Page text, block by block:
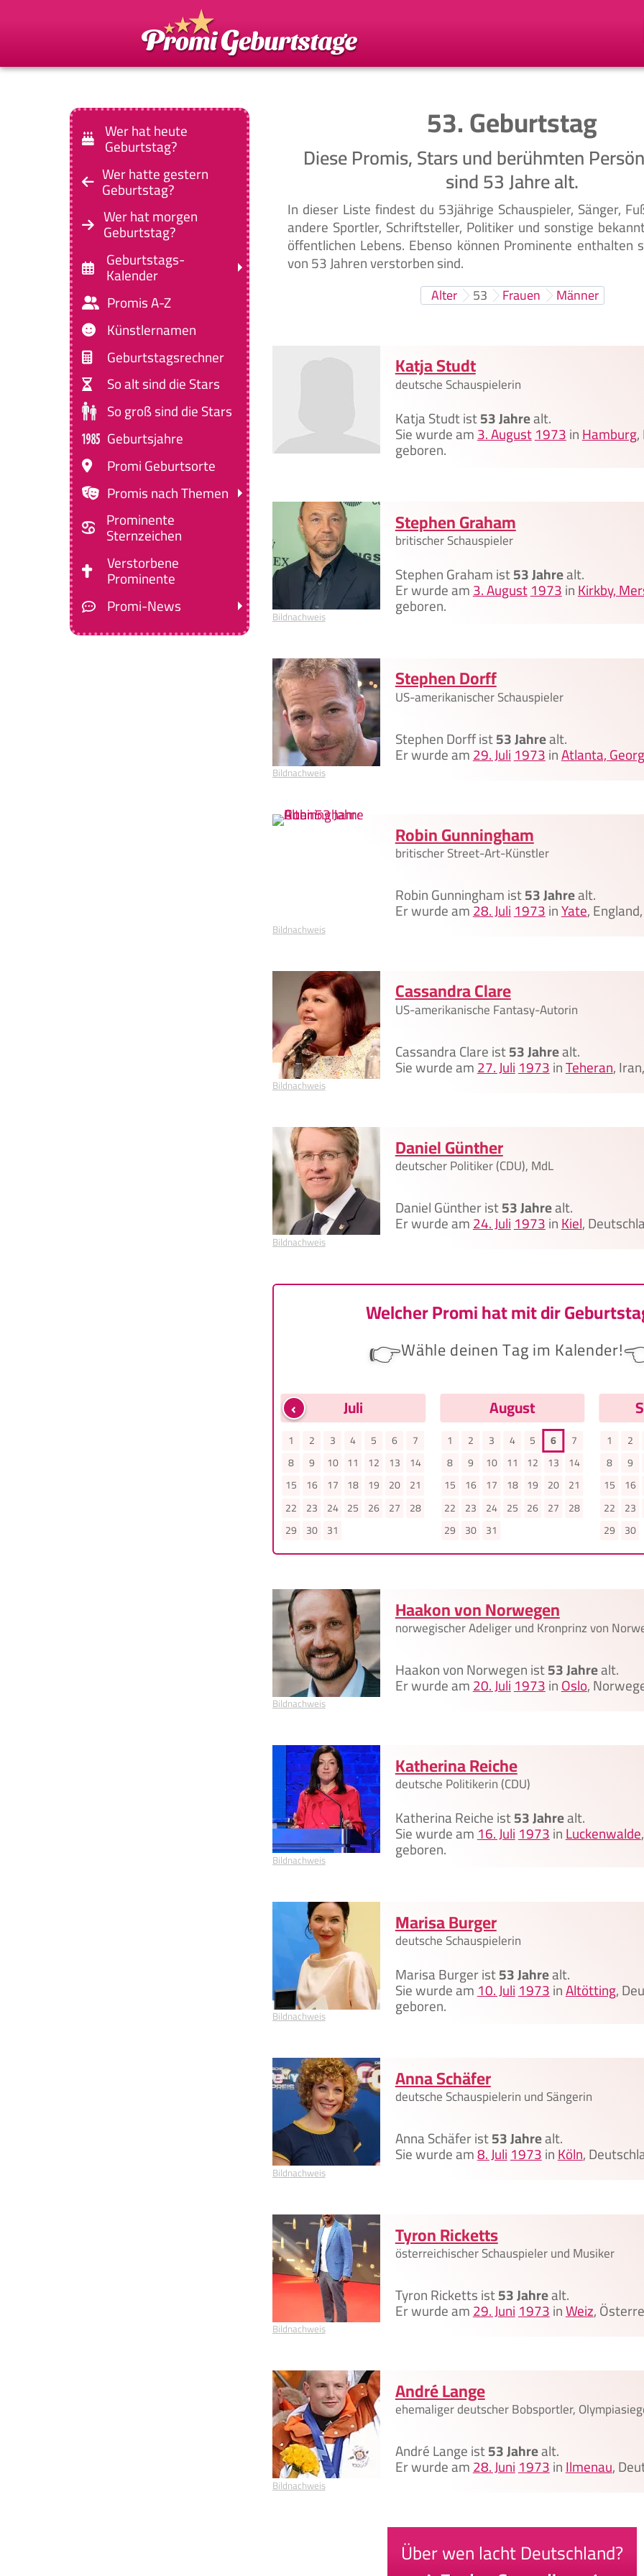
Wer hat heute
Geburtstag?
Wer hatte gestern
Geburtstag?
Wer hat morgen
Geburtstag?
Geburtstags-
Kalender
Promis A-Z
Künstlernamen
Geburtstagsrechner
So alt sind die Stars
So groß sind die Stars
Geburtsjahre
Promi Geburtsorte
Promis nach Themen
Prominente
Sternzeichen
Verstorbene
Prominente
Promi-News
53. Geburtstag
Diese Promis, Stars und berühmten
sind 53 Jahre alt.
In dieser Liste findest du 53jährige Schauspieler, Sänger,
andere Sportler, Schriftsteller, Politiker und sonstige
öffentlichen Lebens. Ebenso können Prominente enthalten
von 53 Jahren verstorben sind.
Alter 53 Frauen Männer
Katja Studt
deutsche Schauspielerin
Katja Studt ist53 Jahrealt.
Sie wurde am3. August1973inHamburg,
geboren.
Bildnachweis
Stephen Graham
britischer Schauspieler
Stephen Graham ist53 Jahrealt.
Er wurde am3. August1973inKirkby,
geboren.
Bildnachweis
Stephen Dorff
US-amerikanischer Schauspieler
Stephen Dorff ist53 Jahrealt.
Er wurde am29. Juli1973inAtlanta,
Bildnachweis
Robin Gunningham
britischer Street-Art-Künstler
Robin Gunningham ist53 Jahrealt.
Er wurde am28. Juli1973inYate,
Bildnachweis
Cassandra Clare
US-amerikanische Fantasy-Autorin
Cassandra Clare ist53 Jahrealt.
Sie wurde am27. Juli1973inTeheran,
Bildnachweis
Daniel Günther
deutscher Politiker (CDU), MdL
Daniel Günther ist53 Jahrealt.
Er wurde am24. Juli1973inKiel,
Welcher Promi hat mit dir
👉Wähle deinen Tag im Kalender!
‹ Juli
1 2 3 4 5 6
7
8
9 10 11 12 13 14
15 16 17 18 19 20 21
22 23 24 25 26 27 28
29 30 31
August
1 2 3 4 5 6
7
8
9 10 11 12 13 14
15 16 17 18 19 20 21
22 23 24 25 26 27 28
29 30 31
1 2
8
9
15 16
22 23
29 30
Bildnachweis
Haakon von Norwegen
norwegischer Adeliger und Kronprinz von
Haakon von Norwegen ist53 Jahrealt.
Er wurde am20. Juli1973inOslo,
Bildnachweis
Katherina Reiche
deutsche Politikerin (CDU)
Katherina Reiche ist53 Jahrealt.
Sie wurde am16. Juli1973inLuckenwalde
geboren.
Bildnachweis
Marisa Burger
deutsche Schauspielerin
Marisa Burger ist53 Jahrealt.
Sie wurde am10. Juli1973inAltötting,
geboren.
Bildnachweis
Anna Schäfer
deutsche Schauspielerin und Sängerin
Anna Schäfer ist53 Jahrealt.
Sie wurde am8. Juli1973inKöln,
Bildnachweis
Tyron Ricketts
österreichischer Schauspieler und Musiker
Tyron Ricketts ist53 Jahrealt.
Er wurde am29. Juni1973inWeiz,
Bildnachweis
André Lange
ehemaliger deutscher Bobsportler,
André Lange ist53 Jahrealt.
Er wurde am28. Juni1973inIlmenau,
Über wen lacht Deutschland?